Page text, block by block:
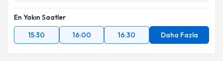
En Yakın Saatler
15:30
16:00 16:30 Daha Fazla